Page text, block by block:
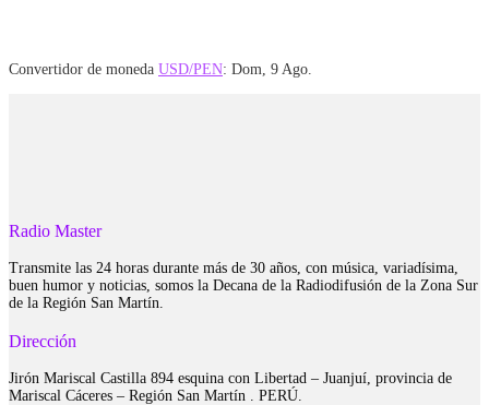
Convertidor de moneda USD/PEN: Dom, 9 Ago.
Radio Master
Transmite las 24 horas durante más de 30 años, con música, variadísima,
buen humor y noticias, somos la Decana de la Radiodifusión de la Zona Sur
de la Región San Martín.
Dirección
Jirón Mariscal Castilla 894 esquina con Libertad – Juanjuí, provincia de
Mariscal Cáceres – Región San Martín . PERÚ.